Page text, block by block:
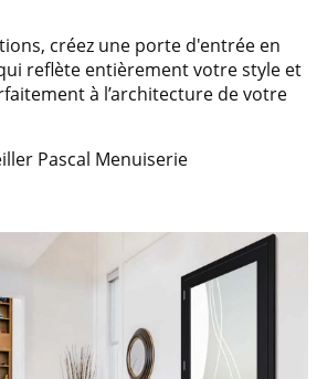
créez une porte d'entrée en
reflète entièrement votre style et
à l’architecture de votre
Pascal Menuiserie